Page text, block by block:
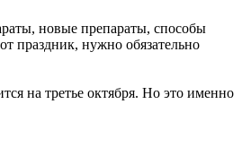
новые препараты, способы
праздник, нужно обязательно
на третье октября. Но это именно